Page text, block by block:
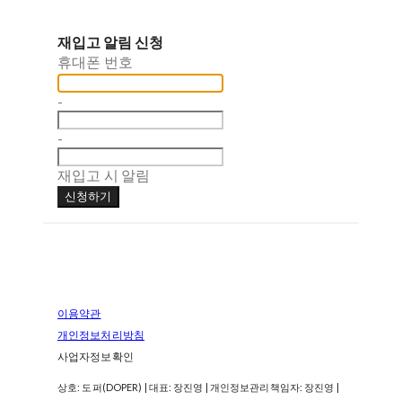
재입고 알림 신청
휴대폰 번호
-
-
재입고 시 알림
신청하기
이용약관
개인정보처리방침
사업자정보확인
상호: 도퍼(DOPER) | 대표: 장진영 | 개인정보관리책임자: 장진영 |